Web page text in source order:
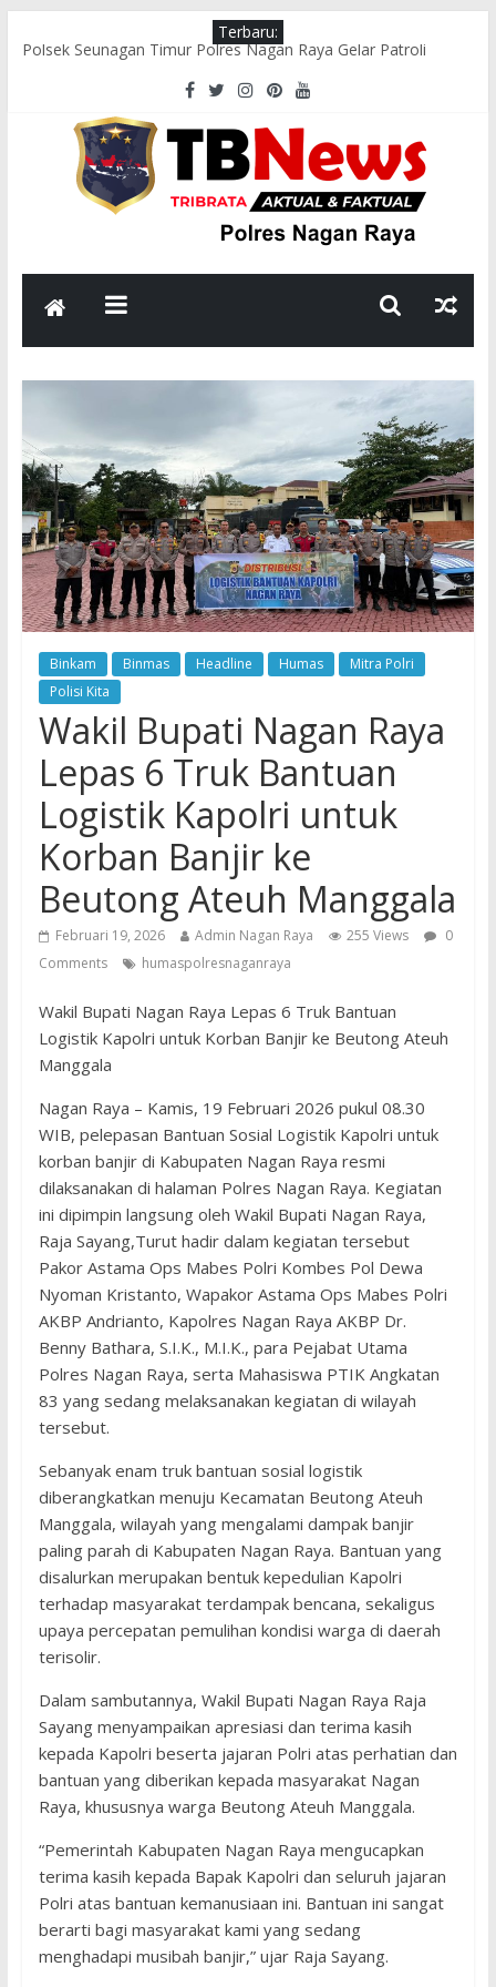
Terbaru:
Polsek Seunagan Timur Polres Nagan Raya Gelar Patroli
Dialogis, Perkuat Sinergi dengan Masyarakat Jaga Kamtibmas
Wakapolres Nagan Raya Hadiri Pelepasan Kontingen Pramuka
Menuju Cibubur di Pendopo Bupati
Polsek Kuala Pesisir Imbau Nelayan Utamakan Keselamatan di
Tengah Cuaca Ekstrem
Polres Nagan Raya Gelar Olahraga Bersama dan Beladiri Polri
untuk Tingkatkan Kebugaran Personel
Wakapolres Nagan Raya Himbau Seluruh Personel Tingkatkan
Disiplin dan Profesionalisme
Binkam Binmas Headline Humas
Mitra Polri
Polisi Kita
Wakil Bupati Nagan Raya
Lepas 6 Truk Bantuan
Logistik Kapolri untuk
Korban Banjir ke
Beutong Ateuh Manggala
Februari 19, 2026 Admin Nagan Raya 255 Views
0
Comments
humaspolresnaganraya
Wakil Bupati Nagan Raya Lepas 6 Truk Bantuan
Logistik Kapolri untuk Korban Banjir ke Beutong Ateuh
Manggala
Nagan Raya – Kamis, 19 Februari 2026 pukul 08.30
WIB, pelepasan Bantuan Sosial Logistik Kapolri untuk
korban banjir di Kabupaten Nagan Raya resmi
dilaksanakan di halaman Polres Nagan Raya. Kegiatan
ini dipimpin langsung oleh Wakil Bupati Nagan Raya,
Raja Sayang,Turut hadir dalam kegiatan tersebut
Pakor Astama Ops Mabes Polri Kombes Pol Dewa
Nyoman Kristanto, Wapakor Astama Ops Mabes Polri
AKBP Andrianto, Kapolres Nagan Raya AKBP Dr.
Benny Bathara, S.I.K., M.I.K., para Pejabat Utama
Polres Nagan Raya, serta Mahasiswa PTIK Angkatan
83 yang sedang melaksanakan kegiatan di wilayah
tersebut.
Sebanyak enam truk bantuan sosial logistik
diberangkatkan menuju Kecamatan Beutong Ateuh
Manggala, wilayah yang mengalami dampak banjir
paling parah di Kabupaten Nagan Raya. Bantuan yang
disalurkan merupakan bentuk kepedulian Kapolri
terhadap masyarakat terdampak bencana, sekaligus
upaya percepatan pemulihan kondisi warga di daerah
terisolir.
Dalam sambutannya, Wakil Bupati Nagan Raya Raja
Sayang menyampaikan apresiasi dan terima kasih
kepada Kapolri beserta jajaran Polri atas perhatian dan
bantuan yang diberikan kepada masyarakat Nagan
Raya, khususnya warga Beutong Ateuh Manggala.
“Pemerintah Kabupaten Nagan Raya mengucapkan
terima kasih kepada Bapak Kapolri dan seluruh jajaran
Polri atas bantuan kemanusiaan ini. Bantuan ini sangat
berarti bagi masyarakat kami yang sedang
menghadapi musibah banjir,” ujar Raja Sayang.